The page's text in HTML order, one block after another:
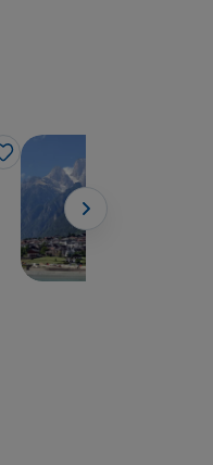
Like